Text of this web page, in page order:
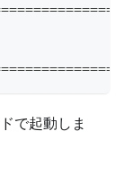
で起動しま